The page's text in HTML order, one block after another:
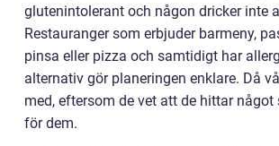
glutenintolerant och någon dricker inte
Restauranger som erbjuder barmeny,
pinsa eller pizza och samtidigt har
alternativ gör planeringen enklare. Då
med, eftersom de vet att de hittar
för dem.